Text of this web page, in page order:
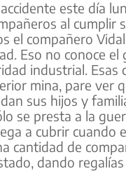
este día
al
el compañero
Eso no conoce
industrial.
mina, pare ver
sus hijos y
se presta a la
a cubrir
cantidad de
dando